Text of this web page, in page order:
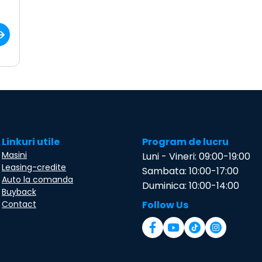
Linkuri utile
Masini
Leasing-credite
Auto la comanda
Buyback
Contact
Program de lucru
Luni - Vineri: 09:00-19:00
Sambata: 10:00-17:00
Duminica: 10:00-14:00
Follow Us